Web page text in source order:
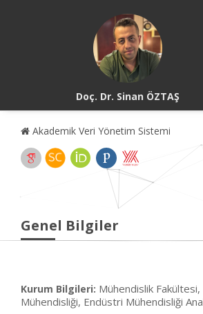
Doç. Dr. Sinan ÖZTAŞ
Akademik Veri Yönetim Sistemi
Genel Bilgiler
Kurum Bilgileri: Mühendislik
Mühendisliği, Endüstri Mühendisliği